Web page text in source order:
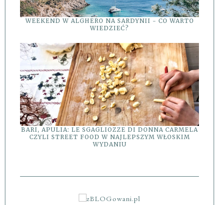
WEEKEND W ALGHERO NA SARDYNII - CO WARTO
WIEDZIEĆ?
BARI, APULIA: LE SGAGLIOZZE DI DONNA CARMELA
CZYLI STREET FOOD W NAJLEPSZYM WŁOSKIM
WYDANIU